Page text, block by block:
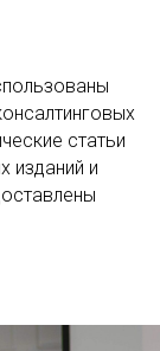
статьи
изданий и